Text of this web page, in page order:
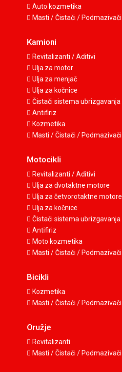
Auto kozmetika
Masti / Čistači / Podmazivači
Kamioni
Revitalizanti / Aditivi
Ulja za motor
Ulja za menjač
Ulja za kočnice
Čistači sistema ubrizgavanja
Antifiriz
Kozmetika
Masti / Čistači / Podmazivači
Motocikli
Revitalizanti / Aditivi
Ulja za dvotaktne motore
Ulja za četvorotaktne motore
Ulja za kočnice
Čistači sistema ubrizgavanja
Antifiriz
Moto kozmetika
Masti / Čistači / Podmazivači
Bicikli
Kozmetika
Masti / Čistači / Podmazivači
Oružje
Revitalizanti
Masti / Čistači / Podmazivači